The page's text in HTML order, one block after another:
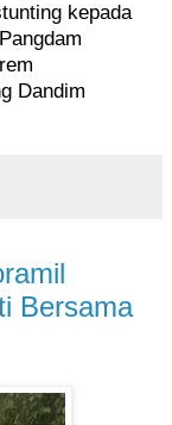
kepada
Dandim
Bersama